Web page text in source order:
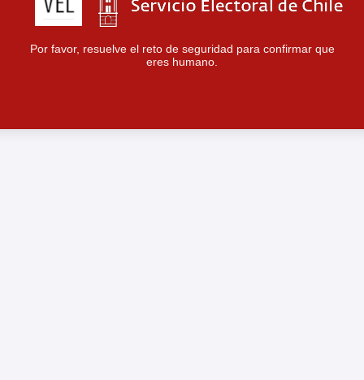
Por favor, resuelve el reto de seguridad para confirmar que
eres humano.